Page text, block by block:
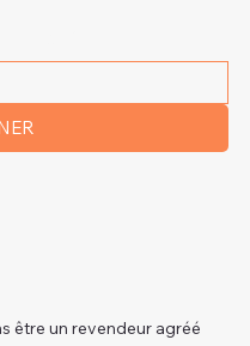
mail
être un revendeur agréé